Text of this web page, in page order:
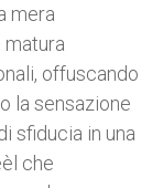
mera
matura
offuscando
la sensazione
sfiducia in una
che